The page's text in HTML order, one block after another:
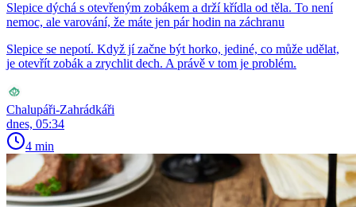
Slepice dýchá s otevřeným zobákem a drží křídla od těla. To není
nemoc, ale varování, že máte jen pár hodin na záchranu
Slepice se nepotí. Když jí začne být horko, jediné, co může udělat,
je otevřít zobák a zrychlit dech. A právě v tom je problém.
Chalupáři-Zahrádkáři
dnes, 05:34
4 min